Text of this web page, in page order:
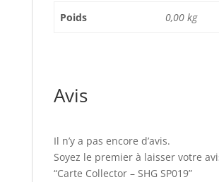
Poids 0,00 kg
Avis
Il n’y a pas encore d’avis.
Soyez le premier à laisser votre
“Carte Collector – SHG SP019”